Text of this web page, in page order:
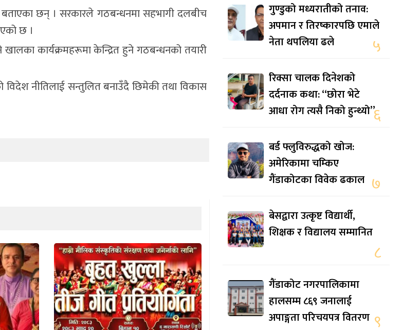
छन् । सरकारले गठबन्धनमा सहभागी दलबीच
छ ।
खालका कार्यक्रमहरूमा केन्द्रित हुने गठबन्धनको तयारी
नीतिलाई सन्तुलित बनाउँदै छिमेकी तथा विकास
गुण्डुको मध्यरातीको तनाव:
अपमान र तिरष्कारपछि एमाले
नेता थपलिया ढले
५
रिक्सा चालक दिनेशको
दर्दनाक कथा: “छोरा भेटे
आधा रोग त्यसै निको हुन्थ्यो”६
बर्ड फ्लुविरुद्धको खोज:
अमेरिकामा चम्किए
गैंडाकोटका विवेक ढकाल ७
बेसद्वारा उत्कृष्ट विद्यार्थी,
शिक्षक र विद्यालय सम्मानित
८
गैंडाकोट नगरपालिकामा
हालसम्म ८६९ जनालाई
अपाङ्गता परिचयपत्र वितरण ९